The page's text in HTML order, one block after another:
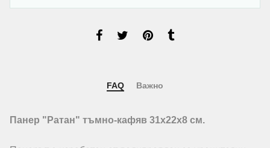
FAQ Важно
Панер "Ратан" тъмно-кафяв 31х22х8 см.